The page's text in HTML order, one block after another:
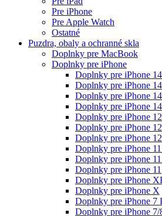
Pre iPhone
Pre Apple Watch
Ostatné
Puzdra, obaly a ochranné skla
Doplnky pre MacBook
Doplnky pre iPhone
Doplnky pre iPhone
Doplnky pre iPhone
Doplnky pre iPhone
Doplnky pre iPhone 14
Doplnky pre iPhone
Doplnky pre iPhone
Doplnky pre iPhone
Doplnky pre iPhone
Doplnky pre iPhone
Doplnky pre iPhone 11
Doplnky pre iPhone
Doplnky pre iPhone X
Doplnky pre iPhone 7
Doplnky pre iPhone 7/